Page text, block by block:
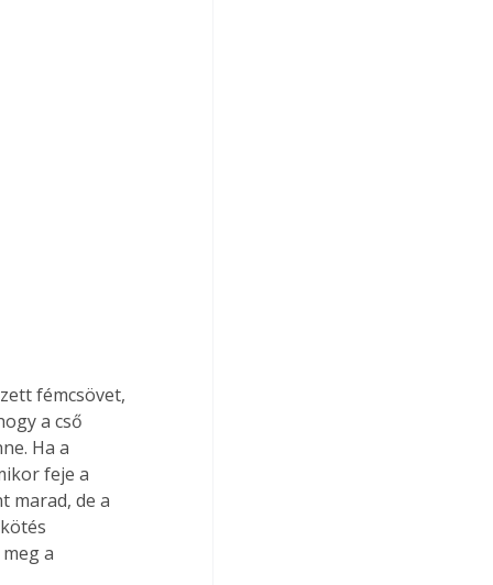
fémcsövet,
a cső
Ha a
feje a
marad, de a
a